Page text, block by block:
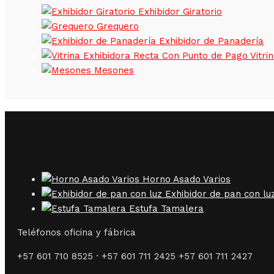
Exhibidor Giratorio
Grequero
Exhibidor de Panadería
Mesones
Horno Asado Varios
Exhibidor de pan con
Estufa Tamalera
Teléfonos oficina y fábrica
+57 601 710 8525 · +57 601 711 2425 +57 601 711 2427